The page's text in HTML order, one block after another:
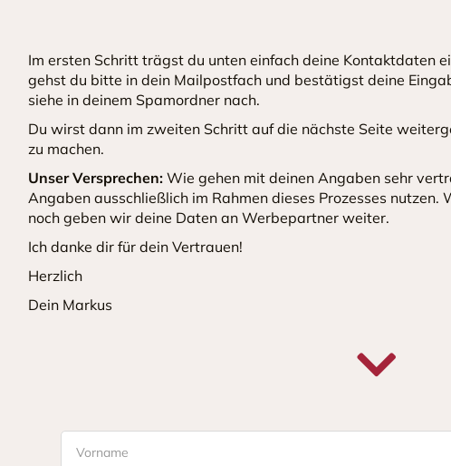
Im ersten Schritt trägst du unten einfach deine Kontaktdaten
gehst du bitte in dein Mailpostfach und bestätigst deine
siehe in deinem Spamordner nach.
Du wirst dann im zweiten Schritt auf die nächste Seite
zu machen.
Unser Versprechen: Wie gehen mit deinen Angaben sehr
Angaben ausschließlich im Rahmen dieses Prozesses
noch geben wir deine Daten an Werbepartner weiter.
Ich danke dir für dein Vertrauen!
Herzlich
Dein Markus